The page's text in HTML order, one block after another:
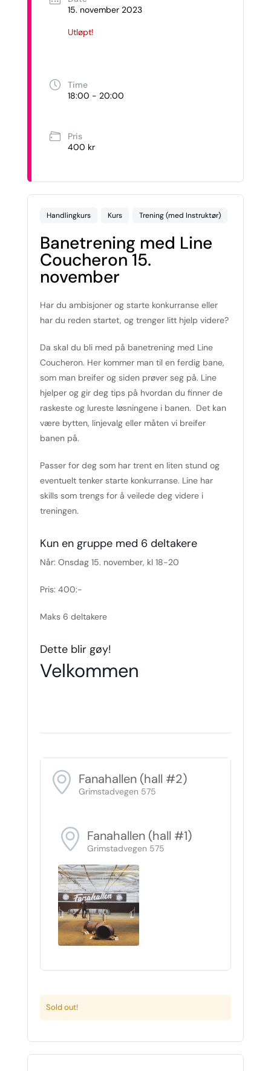
15. november 2023
Utløpt!
Time
18:00 - 20:00
Pris
400 kr
Handlingkurs Kurs Trening (med Instruktør)
Banetrening med Line
Coucheron 15.
november
Har du ambisjoner og starte konkurranse eller
har du reden startet, og trenger litt hjelp videre?
Da skal du bli med på banetrening med Line
Coucheron. Her kommer man til en ferdig bane,
som man breifer og siden prøver seg på. Line
hjelper og gir deg tips på hvordan du finner de
raskeste og lureste løsningene i banen. Det kan
være bytten, linjevalg eller måten vi breifer
banen på.
Passer for deg som har trent en liten stund og
eventuelt tenker starte konkurranse. Line har
skills som trengs for å veilede deg videre i
treningen.
Kun en gruppe med 6 deltakere
Når: Onsdag 15. november, kl 18-20
Pris: 400:-
Maks 6 deltakere
Dette blir gøy!
Velkommen
Fanahallen (hall #2)
Grimstadvegen 575
Fanahallen (hall #1)
Grimstadvegen 575
Sold out!